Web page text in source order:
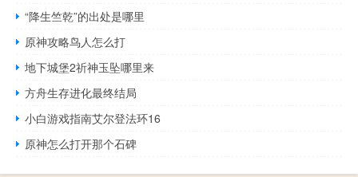
“降生竺乾”的出处是哪里
原神攻略鸟人怎么打
地下城堡2祈神玉坠哪里来
方舟生存进化最终结局
小白游戏指南艾尔登法环16
原神怎么打开那个石碑